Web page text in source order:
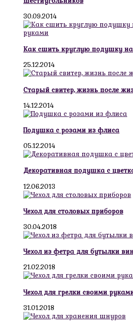
30.09.2014
Как сшить круглую подушку
25.12.2014
Старый свитер, жизнь после
14.12.2014
Подушка с розами из флиса
05.12.2014
Декоративная подушка с
12.06.2013
Чехол для столовых приборов
30.04.2018
Чехол из фетра для бутылки
21.02.2018
Чехол для грелки своими
31.01.2018